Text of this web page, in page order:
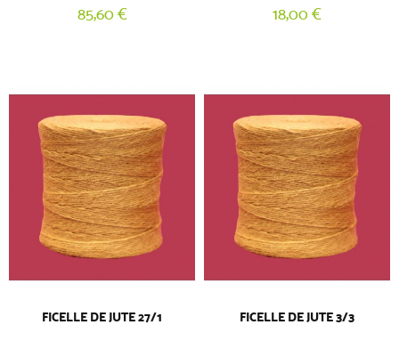
85,60 € 18,00 €
FICELLE DE JUTE 27/1 FICELLE DE JUTE 3/3